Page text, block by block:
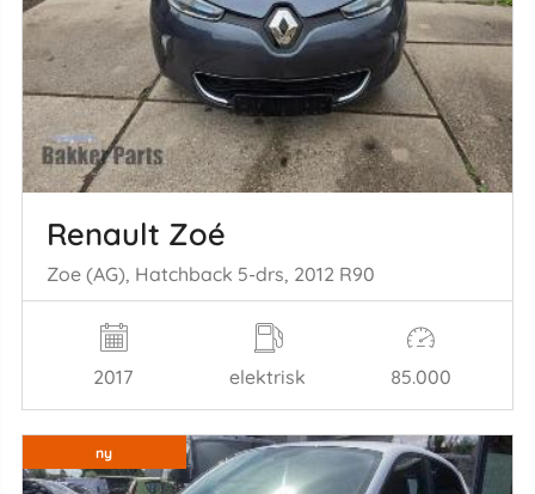
Renault Zoé
Zoe (AG), Hatchback 5-drs, 2012 R90
2017 elektrisk 85.000
ny